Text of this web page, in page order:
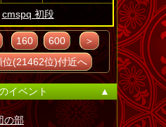
cmspq 初段
160 600
＞
(21462位)付近へ
イベント ▲
の部